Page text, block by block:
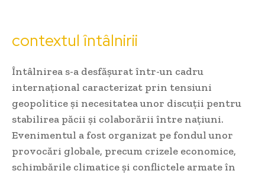
contextul întâlnirii
Întâlnirea s-a desfășurat într-un cadru
internațional caracterizat prin tensiuni
geopolitice și necesitatea unor discuții pentru
stabilirea păcii și colaborării între națiuni.
Evenimentul a fost organizat pe fondul unor
provocări globale, precum crizele economice,
schimbările climatice și conflictele armate în